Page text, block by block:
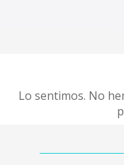
Lo sentimos. No